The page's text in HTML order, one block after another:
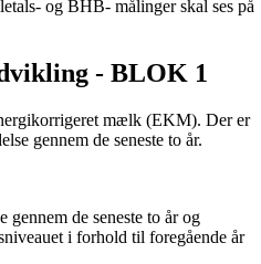
og BHB- målinger skal ses på
- BLOK 1
mælk (EKM). Der er
gennem de seneste to år.
gennem de seneste to år og
i forhold til foregående år